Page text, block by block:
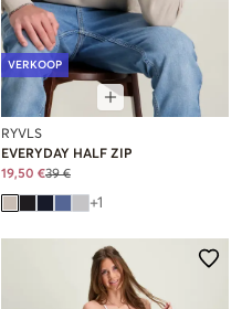
VERKOOP
RYVLS
EVERYDAY HALF ZIP
19,50 €39 €
+1